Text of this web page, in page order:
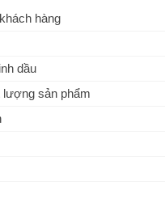
hàng
dầu
sản phẩm